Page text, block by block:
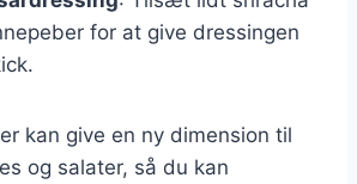
for at give dressingen
kan give en ny dimension til
og salater, så du kan